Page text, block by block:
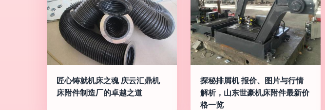
匠心铸就机床之魂 庆云汇鼎机
床附件制造厂的卓越之道
探秘排屑机 报价、图片与行情
解析，山东世豪机床附件最新价
格一览